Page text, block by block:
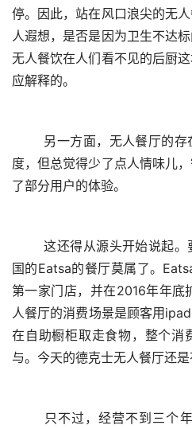
停。因此，站在风口浪尖的无
人遐想，是否是因为卫生不达
无人餐饮在人们看不见的后厨
应解释的。
度，但总觉得少了点人情味儿
了部分用户的体验。
	这还得从源头开始说起。要说无人餐厅的始祖，非美
国的Eatsa的餐厅莫属了。
第一家门店，并在2016年年底
人餐厅的消费场景是顾客用
在自助橱柜取走食物，整个消
与。今天的德克士无人餐厅还是